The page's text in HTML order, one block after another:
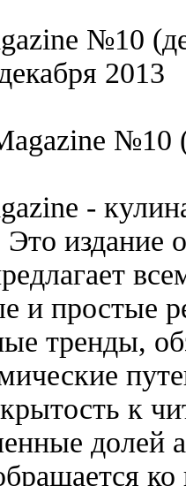
№10
2013
-
Это
и простые
тренды,
к
долей